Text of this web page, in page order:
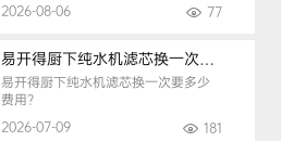
2026-08-06
77
易开得厨下纯水机滤芯换一次要多少钱
易开得厨下纯水机滤芯换一次要多少
费用？
2026-07-09
181